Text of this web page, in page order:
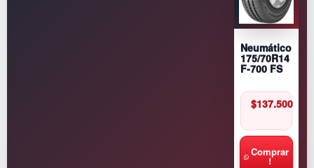
Neumático
175/70R14
F-700 FS
$137.500
Comprar
!